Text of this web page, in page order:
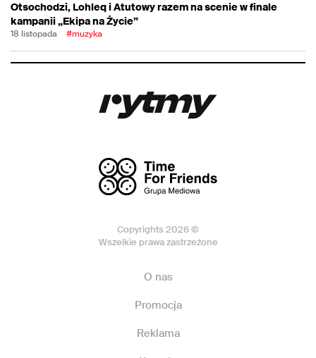
Otsochodzi, Lohleq i Atutowy razem na scenie w finale
kampanii „Ekipa na Życie”
18 listopada #muzyka
Copyrights 2026 ©
Wszelkie prawa zastrzeżone
O nas
Promocja
Reklama